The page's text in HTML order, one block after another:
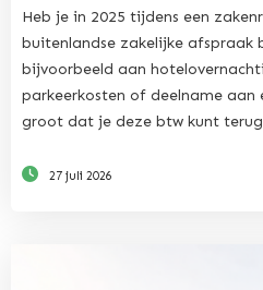
Heb je in 2025 tijdens een
buitenlandse zakelijke afspraak
bijvoorbeeld aan
parkeerkosten of deelname aan
groot dat je deze btw kunt
27 juli 2026